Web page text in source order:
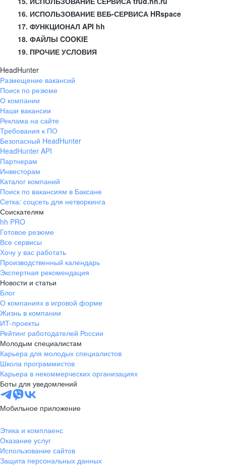
16. ИСПОЛЬЗОВАНИЕ ВЕБ-СЕРВИСА HRspace
17. ФУНКЦИОНАЛ API hh
18. ФАЙЛЫ COOKIE
19. ПРОЧИЕ УСЛОВИЯ
HeadHunter
Размещение вакансий
Поиск по резюме
О компании
Наши вакансии
Реклама на сайте
Требования к ПО
Безопасный HeadHunter
HeadHunter API
Партнерам
Инвесторам
Каталог компаний
Поиск по вакансиям в Баксане
Сетка: соцсеть для нетворкинга
Соискателям
hh PRO
Готовое резюме
Все сервисы
Хочу у вас работать
Производственный календарь
Экспертная рекомендация
Новости и статьи
Блог
О компаниях в игровой форме
Жизнь в компании
ИТ-проекты
Рейтинг работодателей России
Молодым специалистам
Карьера для молодых специалистов
Школа программистов
Карьера в некоммерческих организациях
Боты для уведомлений
Мобильное приложение
Этика и комплаенс
Оказание услуг
Использование сайтов
Защита персональных данных